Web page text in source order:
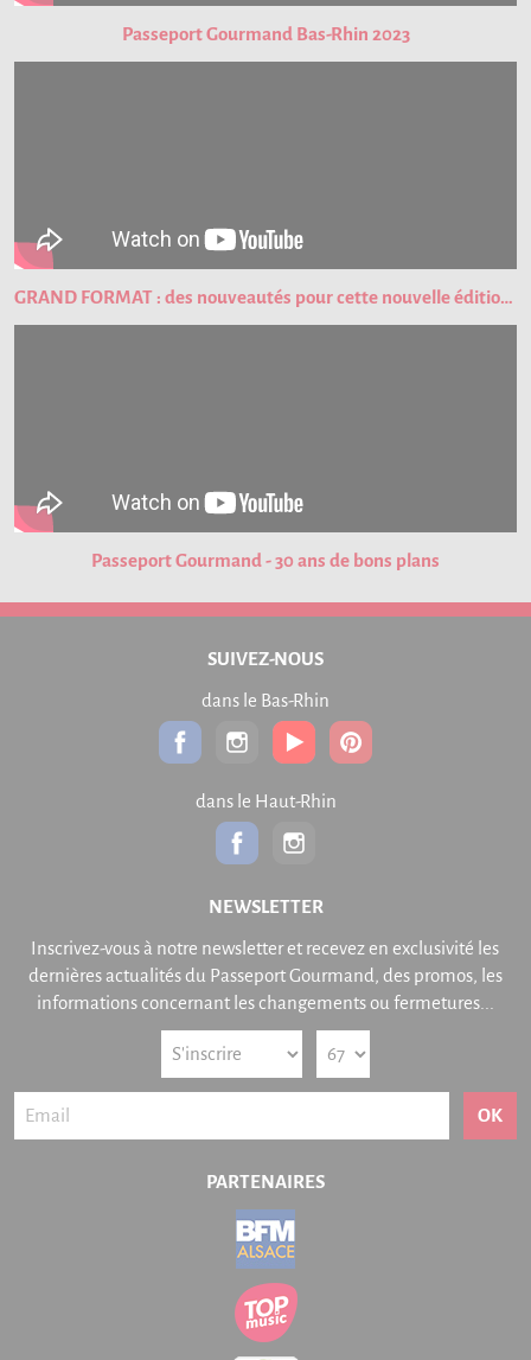
Passeport Gourmand Bas-Rhin 2023
GRAND FORMAT : des nouveautés pour cette nouvelle édition du Passeport Gourmand !
Passeport Gourmand - 30 ans de bons plans
SUIVEZ-NOUS
dans le Bas-Rhin
dans le Haut-Rhin
NEWSLETTER
Inscrivez-vous à notre newsletter et recevez en exclusivité les
dernières actualités du Passeport Gourmand, des promos, les
informations concernant les changements ou fermetures...
OK
PARTENAIRES